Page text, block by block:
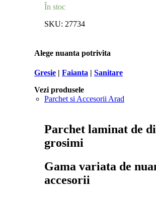
În stoc
SKU: 27734
Alege nuanta potrivita
Gresie | Faianta | Sanitare
Vezi produsele
Parchet si Accesorii Arad
Parchet laminat de
grosimi
Gama variata de
accesorii